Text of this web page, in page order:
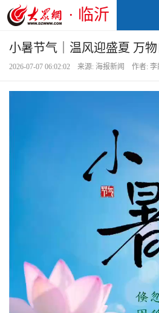
· 临沂
小暑节气｜温风迎盛夏 万
2026-07-07 06:02:02 来源: 海报新闻 作者: 李